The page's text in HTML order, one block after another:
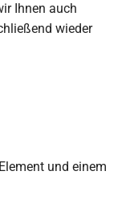
Ihnen auch
wieder